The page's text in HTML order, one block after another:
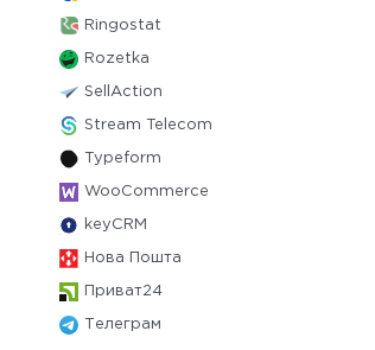
Ringostat
Rozetka
SellAction
Stream Telecom
Typeform
WooCommerce
keyCRM
Нова Пошта
Приват24
Телеграм